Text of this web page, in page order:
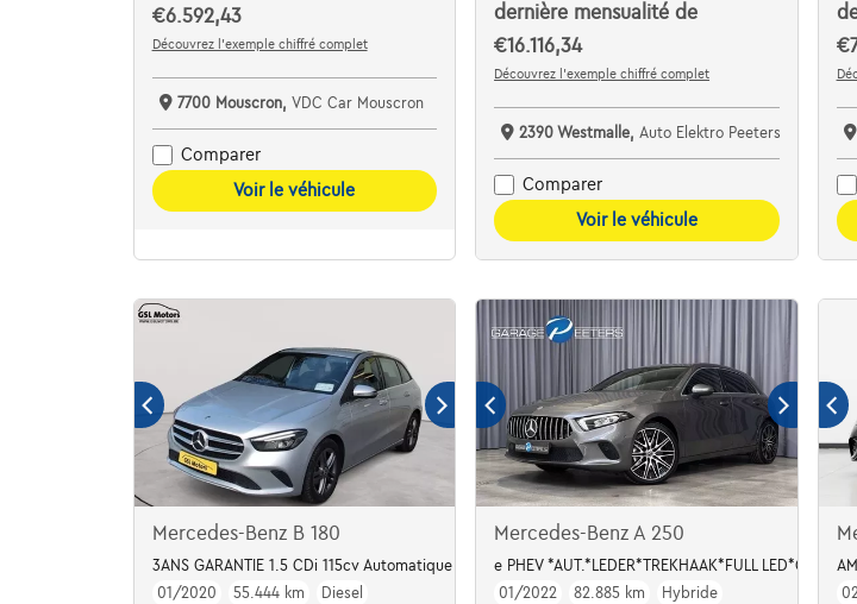
€6.592,43
Découvrez l’exemple chiffré complet
7700 Mouscron, VDC Car Mouscron
Comparer
Voir le véhicule
dernière mensualité de
€16.116,34
Découvrez l’exemple chiffré complet
2390 Westmalle, Auto Elektro Peeters
Comparer
Voir le véhicule
Mercedes-Benz B 180
3ANS GARANTIE 1.5 CDi 115cv Automatique gris 01/20
01/2020
55.444 km
Diesel
Mercedes-Benz A 250
e PHEV *AUT.*LEDER*TREKHAAK*FULL
01/2022
82.885 km
Hybride